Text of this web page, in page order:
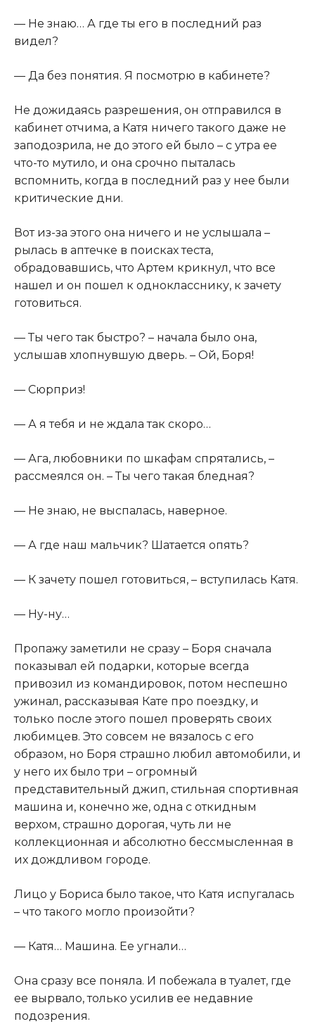
​— Не знаю… А где ты его в последний раз
видел?​
​— Да без понятия. Я посмотрю в кабинете?​
​Не дожидаясь разрешения, он отправился в
кабинет отчима, а Катя ничего такого даже не
заподозрила, не до этого ей было – с утра ее
что-то мутило, и она срочно пыталась
вспомнить, когда в последний раз у нее были
критические дни.​
​Вот из-за этого она ничего и не услышала –
рылась в аптечке в поисках теста,
обрадовавшись, что Артем крикнул, что все
нашел и он пошел к однокласснику, к зачету
готовиться.​
​— Ты чего так быстро? – начала было она,
услышав хлопнувшую дверь. – Ой, Боря!​
​— Сюрприз!​
​— А я тебя и не ждала так скоро…​
​— Ага, любовники по шкафам спрятались, –
рассмеялся он. – Ты чего такая бледная?​
​— Не знаю, не выспалась, наверное.​
​— А где наш мальчик? Шатается опять?​
​— К зачету пошел готовиться, – вступилась Катя.​
​— Ну-ну…​
​Пропажу заметили не сразу – Боря сначала
показывал ей подарки, которые всегда
привозил из командировок, потом неспешно
ужинал, рассказывая Кате про поездку, и
только после этого пошел проверять своих
любимцев. Это совсем не вязалось с его
образом, но Боря страшно любил автомобили, и
у него их было три – огромный
представительный джип, стильная спортивная
машина и, конечно же, одна с откидным
верхом, страшно дорогая, чуть ли не
коллекционная и абсолютно бессмысленная в
их дождливом городе.​
​Лицо у Бориса было такое, что Катя испугалась
– что такого могло произойти?​
​— Катя… Машина. Ее угнали…​
​Она сразу все поняла. И побежала в туалет, где
ее вырвало, только усилив ее недавние
подозрения.​